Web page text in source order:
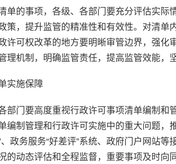
单的事项，各级、各部门要充分评估实际
策，提升监管的精准性和有效性。对清
许可权改革的地方要明晰审管边界，强
理机制，明确监管责任，提高监管效能，
实施保障
部门要高度重视行政许可事项清单编制和
编制管理和行政许可实施中的重大问题，
政务服务“好差评”系统、政府门户网站
的动态评估和全程监督，重要事项及时向